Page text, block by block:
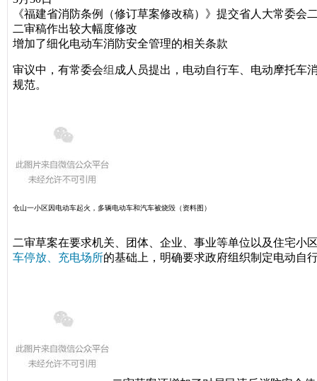
《福建省消防条例
（修订草案修改稿）》 提交省人大常委会
二审稿作出较大幅度修改
增加了细化电动车消防安全管理的相关条款
审议中，有常委会组 成人员提出，电动自行车、电动摩托车
规范。
仓山一小区因电动车起火，多辆电动车和汽车被烧毁（资料图）
二审草案在要求机关、团体、企业、事业等单位以及住宅小
车停放、充电场所的基础上，明确要求政府组织制定电动自